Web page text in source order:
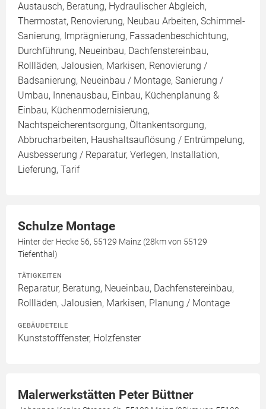
Austausch, Beratung, Hydraulischer Abgleich,
Thermostat, Renovierung, Neubau Arbeiten, Schimmel-
Sanierung, Imprägnierung, Fassadenbeschichtung,
Durchführung, Neueinbau, Dachfenstereinbau,
Rollläden, Jalousien, Markisen, Renovierung /
Badsanierung, Neueinbau / Montage, Sanierung /
Umbau, Innenausbau, Einbau, Küchenplanung &
Einbau, Küchenmodernisierung,
Nachtspeicherentsorgung, Öltankentsorgung,
Abbrucharbeiten, Haushaltsauflösung / Entrümpelung,
Ausbesserung / Reparatur, Verlegen, Installation,
Lieferung, Tarif
Schulze Montage
Hinter der Hecke 56, 55129 Mainz (28km von 55129
Tiefenthal)
TÄTIGKEITEN
Reparatur, Beratung, Neueinbau, Dachfenstereinbau,
Rollläden, Jalousien, Markisen, Planung / Montage
GEBÄUDETEILE
Kunststofffenster, Holzfenster
Malerwerkstätten Peter Büttner